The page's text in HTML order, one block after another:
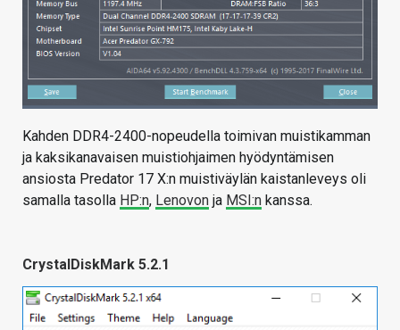
Kahden DDR4-2400-nopeudella toimivan muistikamman
ja kaksikanavaisen muistiohjaimen hyödyntämisen
ansiosta Predator 17 X:n muistiväylän kaistanleveys oli
samalla tasolla HP:n, Lenovon ja MSI:n kanssa.
CrystalDiskMark 5.2.1